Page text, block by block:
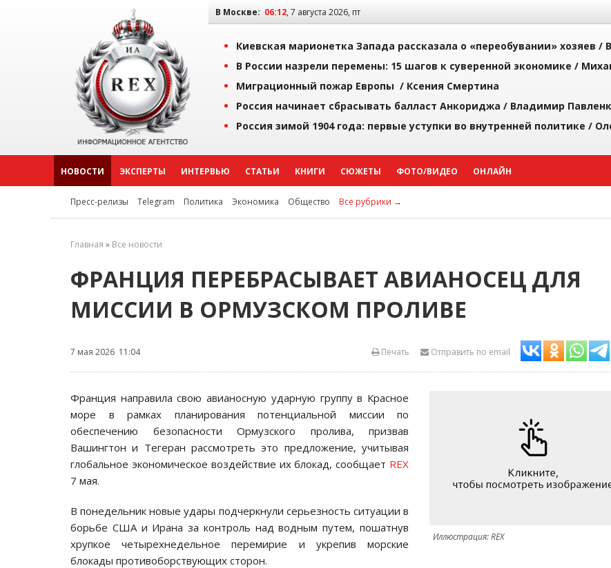
В Москве: 06:12, 7 августа 2026, пт
Киевская марионетка Запада рассказала о «переобувании» хозяев /
В России назрели перемены: 15 шагов к суверенной экономике /
Миграционный пожар Европы / Ксения Смертина
Россия начинает сбрасывать балласт Анкориджа / Владимир
Россия зимой 1904 года: первые уступки во внутренней политике /
НОВОСТИ ЭКСПЕРТЫ ИНТЕРВЬЮ СТАТЬИ КНИГИ СЮЖЕТЫ ФОТО/ВИДЕО ОНЛАЙН
Пресс-релизы Telegram Политика Экономика Общество Все рубрики →
Главная » Все новости
ФРАНЦИЯ ПЕРЕБРАСЫВАЕТ АВИАНОСЕЦ ДЛЯ
МИССИИ В ОРМУЗСКОМ ПРОЛИВЕ
7 мая 2026 11:04 Отправить по email
Печать
Иллюстрация: REX
Франция направила свою авианосную ударную группу в Красное
море в рамках планирования потенциальной миссии по
обеспечению безопасности Ормузского пролива, призвав
Вашингтон и Тегеран рассмотреть это предложение, учитывая
глобальное экономическое воздействие их блокад, сообщает REX
7 мая.
В понедельник новые удары подчеркнули серьезность ситуации в
борьбе США и Ирана за контроль над водным путем, пошатнув
хрупкое четырехнедельное перемирие и укрепив морские
блокады противоборствующих сторон.